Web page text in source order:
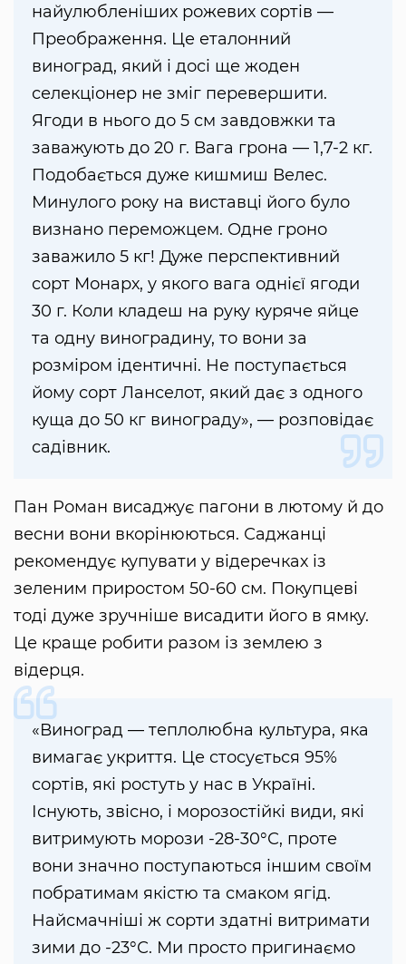
найулюбленіших рожевих сортів —
Преображення. Це еталонний
виноград, який і досі ще жоден
селекціонер не зміг перевершити.
Ягоди в нього до 5 см завдовжки та
заважують до 20 г. Вага грона — 1,7-2 кг.
Подобається дуже кишмиш Велес.
Минулого року на виставці його було
визнано переможцем. Одне гроно
заважило 5 кг! Дуже перспективний
сорт Монарх, у якого вага однієї ягоди
30 г. Коли кладеш на руку куряче яйце
та одну виноградину, то вони за
розміром ідентичні. Не поступається
йому сорт Ланселот, який дає з одного
куща до 50 кг винограду», — розповідає
садівник.
Пан Роман висаджує пагони в лютому й до
весни вони вкорінюються. Саджанці
рекомендує купувати у відеречках із
зеленим приростом 50-60 см. Покупцеві
тоді дуже зручніше висадити його в ямку.
Це краще робити разом із землею з
відерця.
«Виноград — теплолюбна культура, яка
вимагає укриття. Це стосується 95%
сортів, які ростуть у нас в Україні.
Існують, звісно, і морозостійкі види, які
витримують морози -28-30°С, проте
вони значно поступаються іншим своїм
побратимам якістю та смаком ягід.
Найсмачніші ж сорти здатні витримати
зими до -23°С. Ми просто пригинаємо